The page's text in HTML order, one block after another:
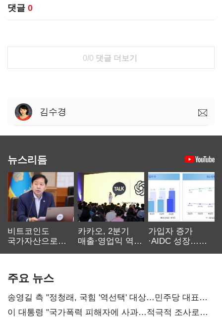
댓글 0
0/0 댓글 더보기
김수경
뉴스리듬
비트코인도
국가자산으로…'
카카오, 2분기
매출·영업익 역대
가입자 증가
·AIDC 성장…
주요 뉴스
송영길 측 "정청래, 국힘 '역선택' 대상…민주당 대표로
총선 지휘 못해"
이 대통령 "국가폭력 피해자에 사과…적극적 조사로